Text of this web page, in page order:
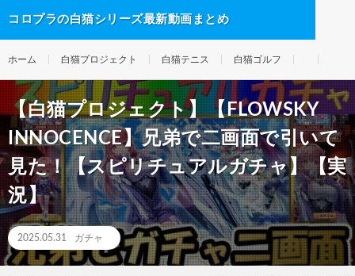
コロプラの白猫シリーズ最新動画まとめ
ホーム 白猫プロジェクト 白猫テニス 白猫ゴルフ
【白猫プロジェクト】【FLOWSKY
INNOCENCE】兄弟で二画面で引いて
見た！【スピリチュアルガチャ】【実
況】
2025.05.31 ガチャ